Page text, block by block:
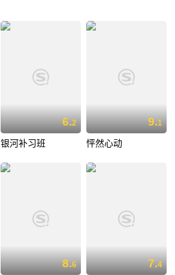
6.2
银河补习班
9.1
怦然心动
8.6 7.4